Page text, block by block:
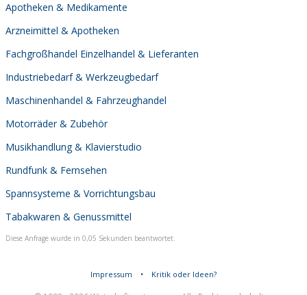
Apotheken & Medikamente
Arzneimittel & Apotheken
Fachgroßhandel Einzelhandel & Lieferanten
Industriebedarf & Werkzeugbedarf
Maschinenhandel & Fahrzeughandel
Motorräder & Zubehör
Musikhandlung & Klavierstudio
Rundfunk & Fernsehen
Spannsysteme & Vorrichtungsbau
Tabakwaren & Genussmittel
Diese Anfrage wurde in 0,05 Sekunden beantwortet.
Impressum • Kritik oder Ideen?